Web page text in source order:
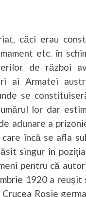
căci erau
etc. în
de război
ai Armatei
se
lor dar
adunare a
încă se afla
singur în
pentru că
1920 a
Roșie